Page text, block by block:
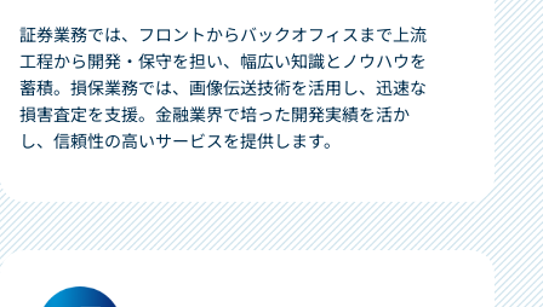
証券業務では、フロントからバックオフィスまで上流
工程から開発・保守を担い、幅広い知識とノウハウを
蓄積。損保業務では、画像伝送技術を活用し、迅速な
損害査定を支援。金融業界で培った開発実績を活か
し、信頼性の高いサービスを提供します。